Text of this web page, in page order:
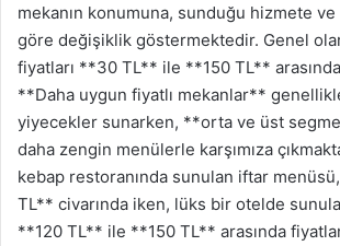
mekanın konumuna, sunduğu hizmete
göre değişiklik göstermektedir. Genel
fiyatları **30 TL** ile **150 TL**
**Daha uygun fiyatlı mekanlar**
yiyecekler sunarken, **orta ve üst
daha zengin menülerle karşımıza
kebap restoranında sunulan iftar
TL** civarında iken, lüks bir otelde
**120 TL** ile **150 TL** arasında